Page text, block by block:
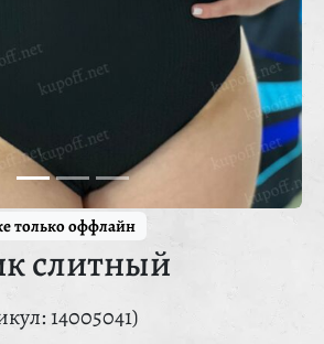
только оффлайн
слитный
14005041)